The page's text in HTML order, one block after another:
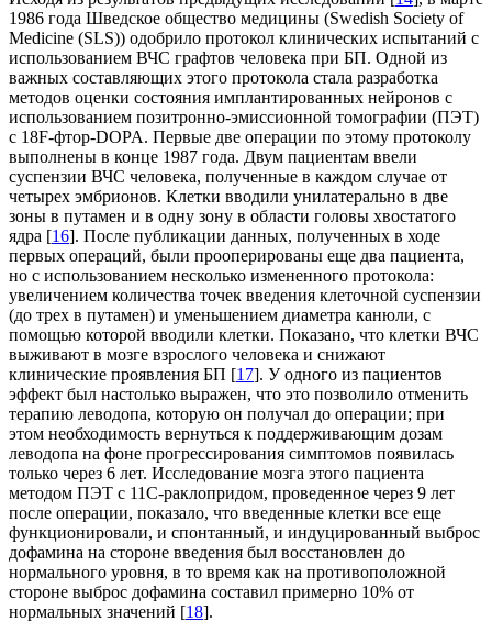
1986 года Шведское общество медицины (Swedish Society of
Medicine (SLS)) одобрило протокол клинических испытаний с
использованием ВЧС графтов человека при БП. Одной из
важных составляющих этого протокола стала разработка
методов оценки состояния имплантированных нейронов с
использованием позитронно-эмиссионной томографии (ПЭТ)
с 18F-фтор-DOPA. Первые две операции по этому протоколу
выполнены в конце 1987 года. Двум пациентам ввели
суспензии ВЧС человека, полученные в каждом случае от
четырех эмбрионов. Клетки вводили унилатерально в две
зоны в путамен и в одну зону в области головы хвостатого
ядра [16]. После публикации данных, полученных в ходе
первых операций, были прооперированы еще два пациента,
но с использованием несколько измененного протокола:
увеличением количества точек введения клеточной суспензии
(до трех в путамен) и уменьшением диаметра канюли, с
помощью которой вводили клетки. Показано, что клетки ВЧС
выживают в мозге взрослого человека и снижают
клинические проявления БП [17]. У одного из пациентов
эффект был настолько выражен, что это позволило отменить
терапию леводопа, которую он получал до операции; при
этом необходимость вернуться к поддерживающим дозам
леводопа на фоне прогрессирования симптомов появилась
только через 6 лет. Исследование мозга этого пациента
методом ПЭТ с 11С-раклопридом, проведенное через 9 лет
после операции, показало, что введенные клетки все еще
функционировали, и спонтанный, и индуцированный выброс
дофамина на стороне введения был восстановлен до
нормального уровня, в то время как на противоположной
стороне выброс дофамина составил примерно 10% от
нормальных значений [18].